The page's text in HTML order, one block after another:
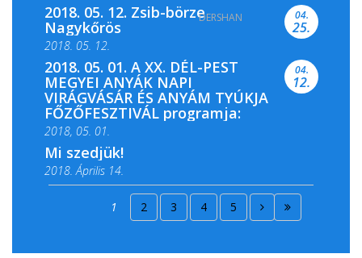
2018. 05. 11. 19 óra
2018. 05. 12. Zsib-börze
Nagykőrös
2018. 05. 12.
04.
25.
2018. 05. 01. A XX. DÉL-PEST
MEGYEI ANYÁK NAPI
VIRÁGVÁSÁR ÉS ANYÁM TYÚKJA
FŐZŐFESZTIVÁL programja:
2018, 05. 01.
04.
12.
Mi szedjük!
2018. Április 14.
2018. Április 15.
1 2 3 4 5
DERSHAN